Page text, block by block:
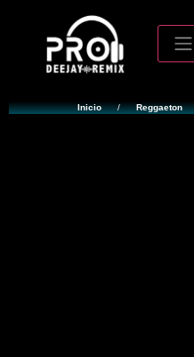
Inicio / Reggaeton